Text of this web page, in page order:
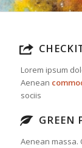
Lorem ipsum
Aenean
sociis
GREEN
Aenean massa.